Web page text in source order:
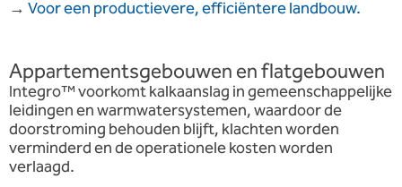
→ Voor een productievere, efficiëntere landbouw.
Appartementsgebouwen en flatgebouwen
Integro™ voorkomt kalkaanslag in gemeenschappelijke
leidingen en warmwatersystemen, waardoor de
doorstroming behouden blijft, klachten worden
verminderd en de operationele kosten worden
verlaagd.